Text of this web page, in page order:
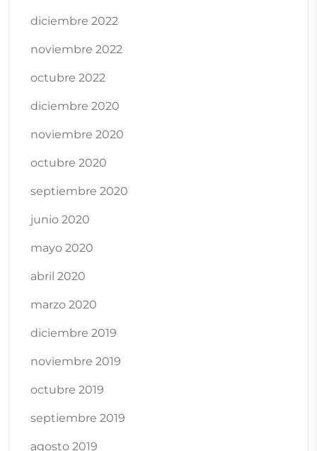
diciembre 2022
noviembre 2022
octubre 2022
diciembre 2020
noviembre 2020
octubre 2020
septiembre 2020
junio 2020
mayo 2020
abril 2020
marzo 2020
diciembre 2019
noviembre 2019
octubre 2019
septiembre 2019
agosto 2019